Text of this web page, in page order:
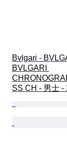
Bvlgari -
BVLGARI
SS CH - 男士 -